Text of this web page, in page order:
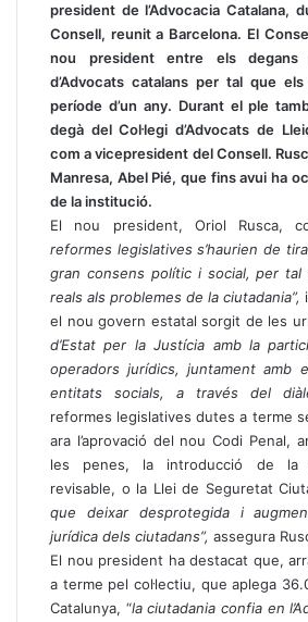
president de l’Advocacia Catalana,
Consell, reunit a Barcelona. El
nou president entre els degans
d’Advocats catalans per tal que
període d’un any. Durant el ple
degà del Col·legi d’Advocats de
com a vicepresident del Consell.
Manresa, Abel Pié, que fins avui ha
de la institució.
El nou president, Oriol Rusca,
reformes legislatives s’haurien de
gran consens polític i social, per tal
reals als problemes de la ciutadania”,
el nou govern estatal sorgit de les
d’Estat per la Justícia amb la
operadors jurídics, juntament amb
entitats socials, a través del
reformes legislatives dutes a terme
ara l’aprovació del nou Codi Penal,
les penes, la introducció de la
revisable, o la Llei de Seguretat
que deixar desprotegida i
jurídica dels ciutadans”, assegura
El nou president ha destacat que,
a terme pel col·lectiu, que aplega
Catalunya, “la ciutadania confia en